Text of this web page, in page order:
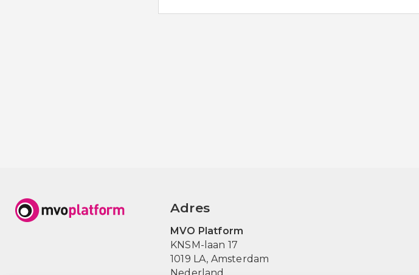
Adres
MVO Platform
KNSM-laan 17
1019 LA, Amsterdam
Nederland